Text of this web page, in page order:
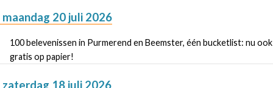
maandag 20 juli 2026
100 belevenissen in Purmerend en Beemster, één bucketlist: nu ook
gratis op papier!
zaterdag 18 juli 2026